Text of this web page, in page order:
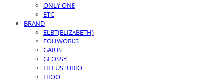
ONLY ONE
ETC
BRAND
ELBT(ELIZABETH)
EOHWORKS
GAIUS
GLOSSY
HEEUSTUDIO
HIOO